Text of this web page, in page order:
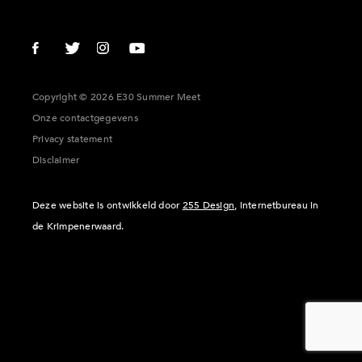
Copyright © 2026 E30 Summer Meet
Onze contactgegevens
Privacy statement
Disclaimer
Deze website is ontwikkeld door 255 Design, internetbureau in
de Krimpenerwaard.